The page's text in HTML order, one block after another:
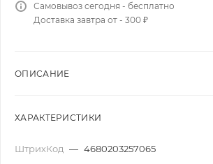
Самовывоз сегодня - бесплатно
Доставка завтра от - 300 ₽
ОПИСАНИЕ
ХАРАКТЕРИСТИКИ
ШтрихКод — 4680203257065